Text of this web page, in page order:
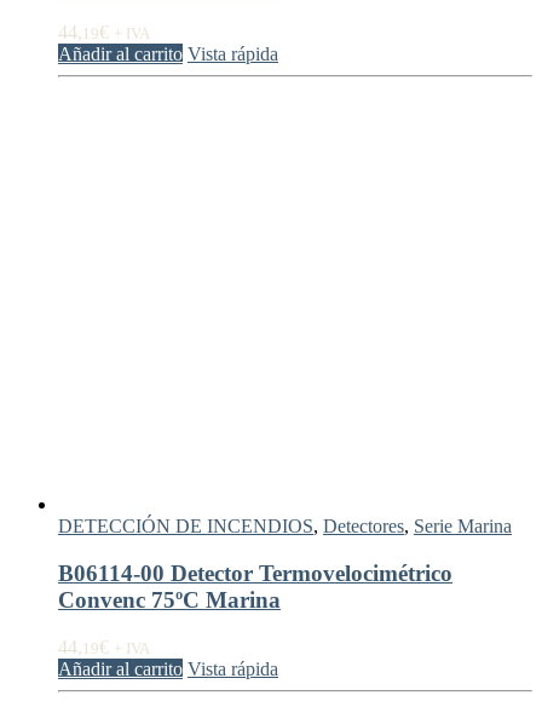
44, 19€ + IVA
Añadir al carrito Vista rápida
DETECCIÓN DE INCENDIOS, Detectores, Serie Marina
B06114-00 Detector Termovelocimétrico
Convenc 75ºC Marina
44, 19€ + IVA
Añadir al carrito Vista rápida